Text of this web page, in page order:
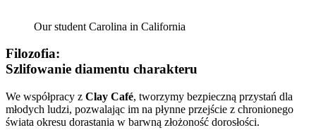
Our student Carolina in California
Filozofia:
Szlifowanie diamentu charakteru
We współpracy z Clay Café, tworzymy bezpieczną przystań dla
młodych ludzi, pozwalając im na płynne przejście z chronionego
świata okresu dorastania w barwną złożoność dorosłości.